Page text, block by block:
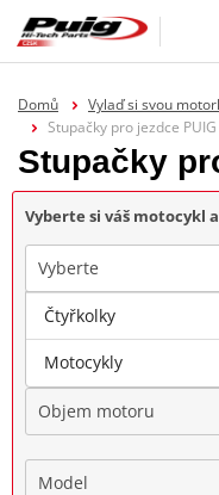
Domů Vylaď si svou
Stupačky pro jezdce PUIG
Stupačky
Vyberte si váš motocykl
Vyberte
Značka
Objem motoru
Model
Čtyřkolky
Motocykly